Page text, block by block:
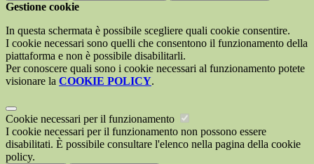
Gestione cookie
In questa schermata è possibile scegliere quali cookie consentire.
I cookie necessari sono quelli che consentono il funzionamento della
piattaforma e non è possibile disabilitarli.
Per conoscere quali sono i cookie necessari al funzionamento potete
visionare la COOKIE POLICY.
Cookie necessari per il funzionamento
I cookie necessari per il funzionamento non possono essere
disabilitati. È possibile consultare l'elenco nella pagina della cookie
policy.